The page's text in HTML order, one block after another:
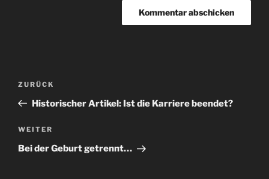
Beitragsnavigation
Vorheriger
Beitrag
ZURÜCK
Historischer Artikel: Ist die Karriere beendet?
Nächster
Beitrag
WEITER
Bei der Geburt getrennt…